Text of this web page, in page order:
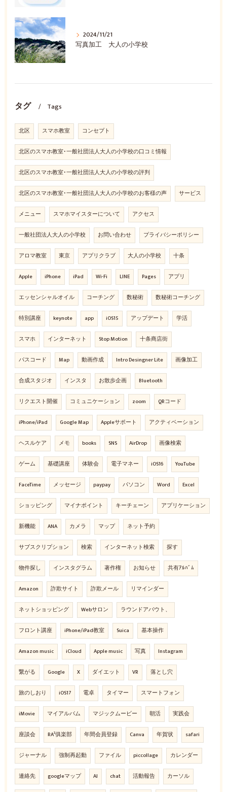
2024/11/21
写真加工 大人の小学校
タグ Tags
北区 スマホ教室 コンセプト
北区のスマホ教室･一般社団法人大人の小学校の口コミ情報
北区のスマホ教室･一般社団法人大人の小学校の評判
北区のスマホ教室･一般社団法人大人の小学校のお客様の声 サービス
メニュー スマホマイスターについて アクセス
一般社団法人大人の小学校 お問い合わせ プライバシーポリシー
アロマ教室 東京 アプリクラブ 大人の小学校 十条
Apple iPhone iPad Wi-Fi LINE Pages アプリ
エッセンシャルオイル コーチング 数秘術 数秘術コーチング
特別講座 keynote app iOS15 アップデート 学活
スマホ インターネット Stop Motion 十条商店街
パスコード Map 動画作成 Intro Desingner Lite 画像加工
合成スタジオ インスタ お散歩企画 Bluetooth
リクエスト開催 コミュニケーション zoom QRコード
iPhone/iPad Google Map Appleサポート アクティベーション
ヘスルケア メモ books SNS AirDrop 画像検索
ゲーム 基礎講座 体験会 電子マネー iOS16 YouTube
FaceTime メッセージ paypay パソコン Word Excel
ショッピング マイナポイント キーチェーン アプリケーション
新機能 ANA カメラ マップ ネット予約
サブスクリプション 検索 インターネット検索 探す
物件探し インスタグラム 著作権 お知らせ 共有ｱﾙﾊﾞﾑ
Amazon 詐欺サイト 詐欺メール リマインダー
ネットショッピング Webサロン ラウンドアバウト、
フロント講座 iPhone/iPad教室 Suica 基本操作
Amazon music iCloud Apple music 写真 Instagram
繋がる Google X ダイエット VR 落とし穴
旅のしおり iOS17 電卓 タイマー スマートフォン
iMovie マイアルバム マジックムービー 朝活 実践会
座談会 RA²俱楽部 年間会員登録 Canva 年賀状 safari
ジャーナル 強制再起動 ファイル piccollage カレンダー
連絡先 googleマップ AI chat 活動報告 カーソル